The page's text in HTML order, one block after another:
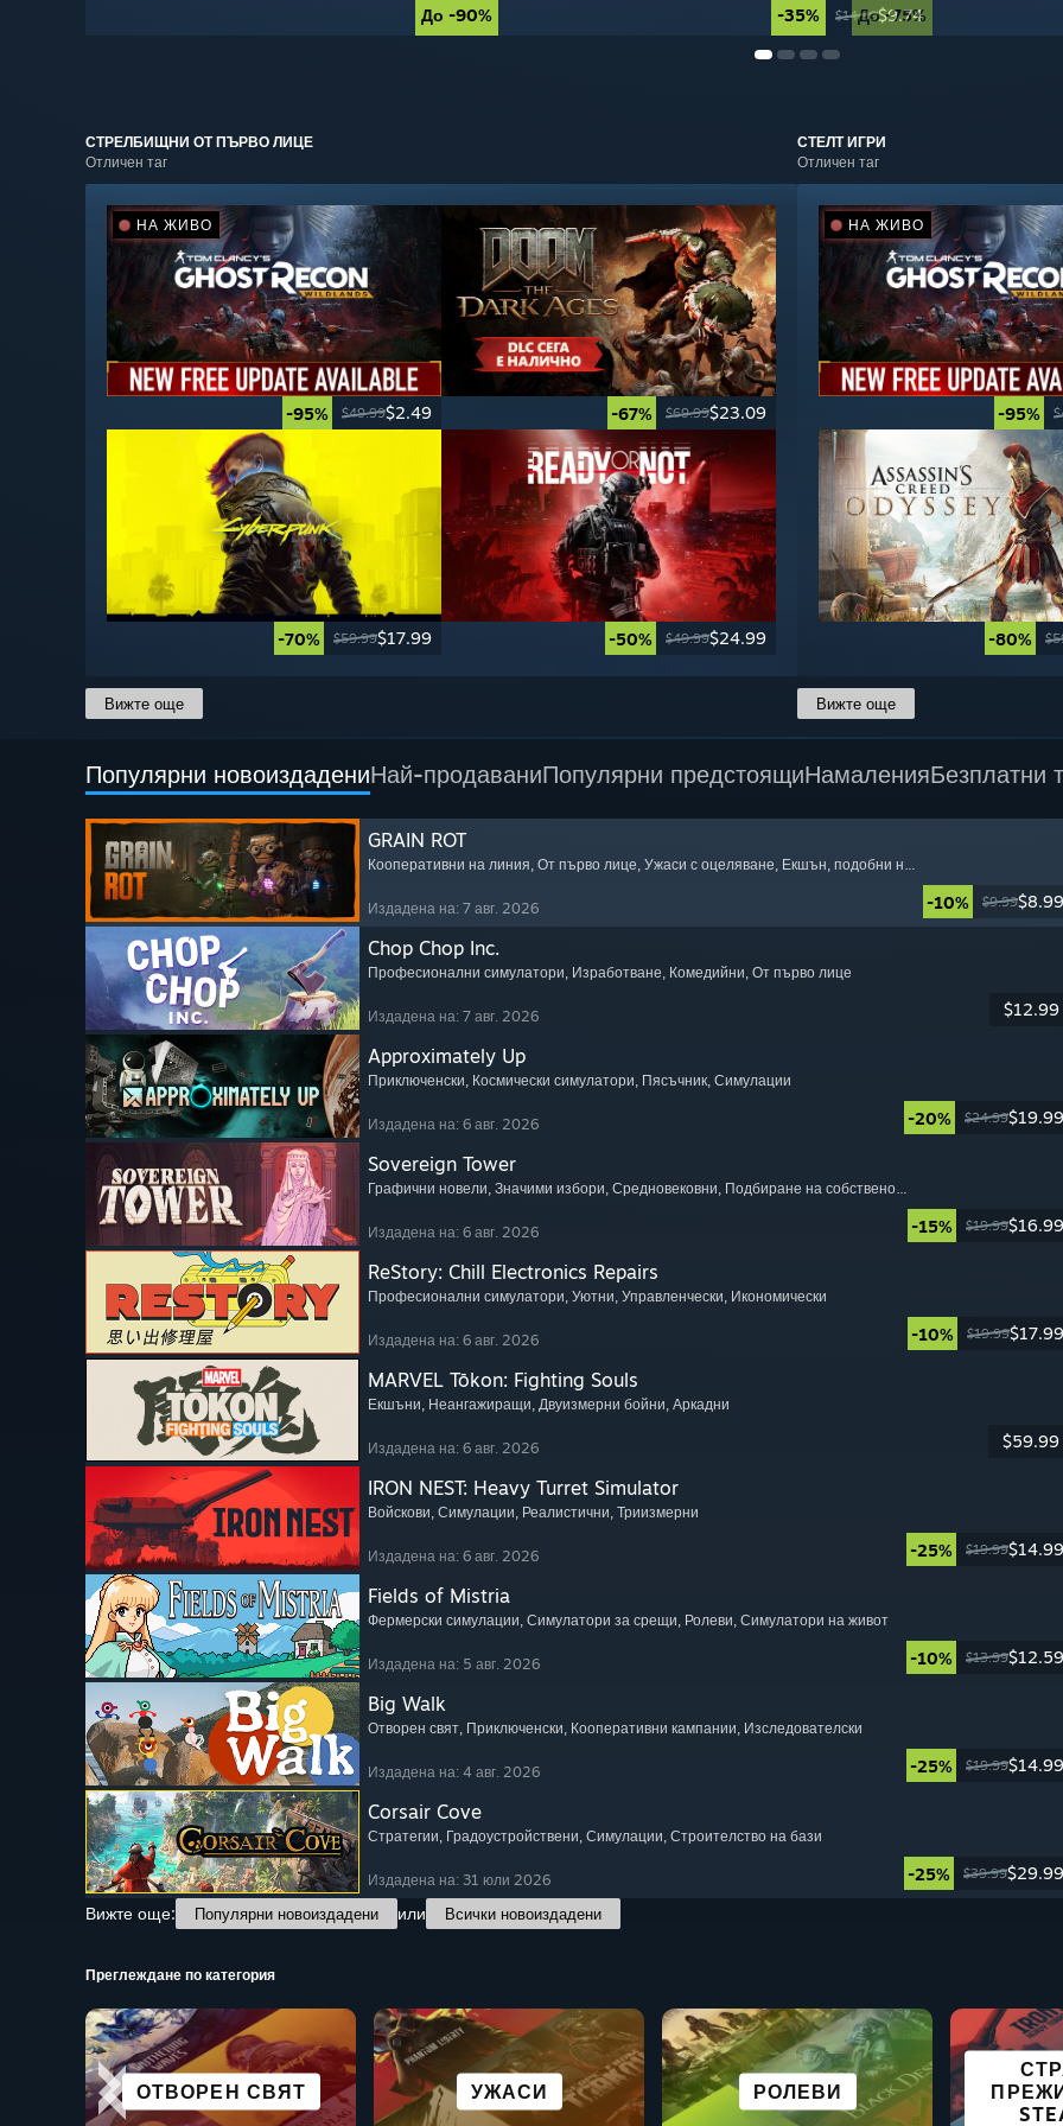
До -90% -35% $14.99$9.74
До -90% До -75%
СТРЕЛБИЩНИ ОТПЪРВО ЛИЦЕ
Отличен таг
-95% $49.99$2.49
НА ЖИВО
-67% $69.99$23.09
-70% $59.99$17.99 -50% $49.99$24.99
Вижте още
СТЕЛТИГРИ
Отличен таг
-95%
НА ЖИВО
-80%
Вижте още
Популярни новоиздадениНай-продаваниПопулярни предстоящиНамаленияБезплатни
GRAIN ROT
Кооперативни на линия, От първо лице, Ужаси с оцеляване, Екшън, подобни на Rogue
Издадена на: 7 авг. 2026 -10% $9.99$8.99
Chop Chop Inc.
Професионални симулатори, Изработване, Комедийни, От първо лице
Издадена на: 7 авг. 2026 $12.99
Approximately Up
Приключенски, Космически симулатори, Пясъчник, Симулации
Издадена на: 6 авг. 2026 -20% $24.99$19.99
Sovereign Tower
Графични новели, Значими избори, Средновековни, Подбиране на собствено приключение
Издадена на: 6 авг. 2026 -15% $19.99$16.99
ReStory: Chill Electronics Repairs
Професионални симулатори, Уютни, Управленчески, Икономически
Издадена на: 6 авг. 2026 -10% $19.99$17.99
MARVEL Tōkon: Fighting Souls
Екшъни, Неангажиращи, Двуизмерни бойни, Аркадни
Издадена на: 6 авг. 2026 $59.99
IRON NEST: Heavy Turret Simulator
Войскови, Симулации, Реалистични, Триизмерни
Издадена на: 6 авг. 2026 -25% $19.99$14.99
Fields of Mistria
Фермерски симулации, Симулатори за срещи, Ролеви, Симулатори на живот
Издадена на: 5 авг. 2026 -10% $13.99$12.59
Big Walk
Отворен свят, Приключенски, Кооперативни кампании, Изследователски
Издадена на: 4 авг. 2026 -25% $19.99$14.99
Corsair Cove
Стратегии, Градоустройствени, Симулации, Строителство на бази
Издадена на: 31 юли 2026 -25% $39.99$29.99
Вижте още:
Популярни новоиздадени или Всички новоиздадени
Преглеждане по категория
ОТВОРЕН СВЯТ УЖАСИ РОЛЕВИ
ПИЩЕН СЮЖЕТ
ГРАФИЧНИ
НОВЕЛИ
БЕЗПЛАТНИ ЗА
ПУСКАНЕ
ГРАДОУСТРОЙСТВЕНИ
И НАСЕЛЕНИ МЕСТА
СТРАТЕГИЯ НЕАНГАЖИРАЩА
НАУЧНОФАНТАСТИЧНИ
И КИБЕРПЪНК
ПОДОБНА НА
ROGUE
ПРИКЛЮЧЕНСКА